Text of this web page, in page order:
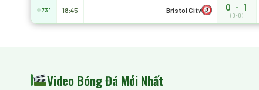
73' 18:45 Bristol City 0 - 1
(0-0)
Video Bóng Đá Mới Nhất